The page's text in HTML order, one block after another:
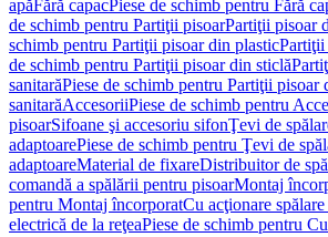
apăFără capacPiese de schimb pentru Fără
de schimb pentru Partiţii pisoarPartiţii pisoar
schimb pentru Partiţii pisoar din plasticPartiţii
de schimb pentru Partiţii pisoar din sticlă
sanitarăPiese de schimb pentru Partiţii pisoar
sanitarăAccesoriiPiese de schimb pentru
pisoarSifoane şi accesoriu sifonŢevi de
adaptoarePiese de schimb pentru Ţevi de
adaptoareMaterial de fixareDistribuitor de
comandă a spălării pentru pisoarMontaj
pentru Montaj încorporatCu acţionare
electrică de la reţeaPiese de schimb pentru